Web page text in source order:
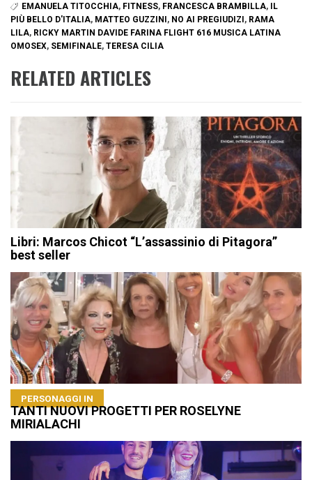
EMANUELA TITOCCHIA, FITNESS, FRANCESCA BRAMBILLA, IL
PIÙ BELLO D'ITALIA, MATTEO GUZZINI, NO AI PREGIUDIZI, RAMA
LILA, RICKY MARTIN DAVIDE FARINA FLIGHT 616 MUSICA LATINA
OMOSEX, SEMIFINALE, TERESA CILIA
RELATED ARTICLES
Libri: Marcos Chicot “L’assassinio di Pitagora”
best seller
PERSONAGGI IN
TANTI NUOVI PROGETTI PER ROSELYNE
MIRIALACHI